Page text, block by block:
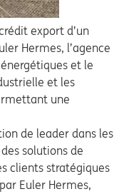
export d’un
Hermes, l’agence
et le
et les
une
de leader dans les
solutions de
clients stratégiques
Euler Hermes,